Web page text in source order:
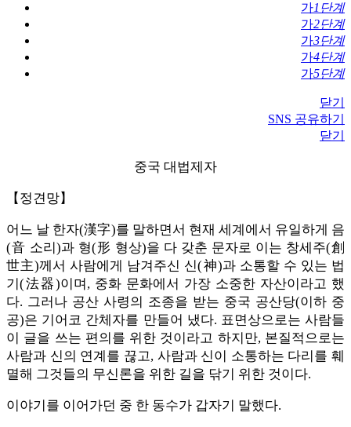
가1단계
가2단계
가3단계
가4단계
가5단계
닫기
SNS 공유하기
닫기
중국 대법제자
【정견망】
어느 날 한자(漢字)를 말하면서 현재 세계에서 유일하게 음
(音 소리)과 형(形 형상)을 다 갖춘 문자로 이는 창세주(創
世主)께서 사람에게 남겨주신 신(神)과 소통할 수 있는 법
기(法器)이며, 중화 문화에서 가장 소중한 자산이라고 했
다. 그러나 공산 사령의 조종을 받는 중국 공산당(이하 중
공)은 기어코 간체자를 만들어 냈다. 표면상으로는 사람들
이 글을 쓰는 편의를 위한 것이라고 하지만, 본질적으로는
사람과 신의 연계를 끊고, 사람과 신이 소통하는 다리를 훼
멸해 그것들의 무신론을 위한 길을 닦기 위한 것이다.
이야기를 이어가던 중 한 동수가 갑자기 말했다.